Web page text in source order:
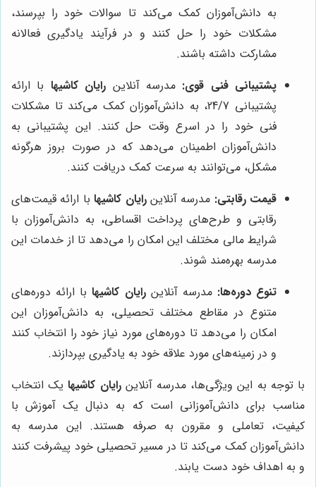
به دانش‌آموزان کمک می‌کند تا سوالات خود را بپرسند،
مشکلات خود را حل کنند و در فرآیند یادگیری فعالانه
مشارکت داشته باشند.
پشتیبانی فنی قوی: مدرسه آنلاین رایان کاشیها با ارائه
پشتیبانی 24/7، به دانش‌آموزان کمک می‌کند تا مشکلات
فنی خود را در اسرع وقت حل کنند. این پشتیبانی به
دانش‌آموزان اطمینان می‌دهد که در صورت بروز هرگونه
مشکل، می‌توانند به سرعت کمک دریافت کنند.
قیمت رقابتی: مدرسه آنلاینرایان کاشیهابا ارائه قیمت‌های
رقابتی و طرح‌های پرداخت اقساطی، به دانش‌آموزان با
شرایط مالی مختلف این امکان را می‌دهد تا از خدمات این
مدرسه بهره‌مند شوند.
تنوع دوره‌ها: مدرسه آنلاینرایان کاشیهابا ارائه دوره‌های
متنوع در مقاطع مختلف تحصیلی، به دانش‌آموزان این
امکان را می‌دهد تا دوره‌های مورد نیاز خود را انتخاب کنند
و در زمینه‌های مورد علاقه خود به یادگیری بپردازند.
با توجه به این ویژگی‌ها، مدرسه آنلاینرایان کاشیهایک انتخاب
مناسب برای دانش‌آموزانی است که به دنبال یک آموزش با
کیفیت، تعاملی و مقرون به صرفه هستند. این مدرسه به
دانش‌آموزان کمک می‌کند تا در مسیر تحصیلی خود پیشرفت کنند
و به اهداف خود دست یابند.